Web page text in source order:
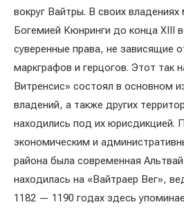
вокруг Вайтры. В своих
Богемией Кюнринги до конца XIII
суверенные права, не зависящие
маркграфов и герцогов. Этот так
Витренсис» состоял в основном
владений, а также других
находились под их юрисдикцией.
экономическим и
района была современная
находилась на «Вайтраер Вег»,
1182 — 1190 годах здесь